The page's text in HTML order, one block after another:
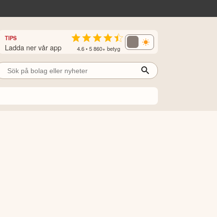
TIPS
Ladda ner vår app 4.6 • 5 860+ betyg